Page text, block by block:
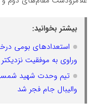
بیشتر بخوانید:
استعدادهای بومی
وراوی به موفقیت
تیم وحدت شهید
والیبال جام فجر شد